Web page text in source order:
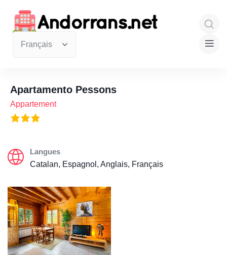
Apartamento Pessons
Appartement
Langues
Catalan, Espagnol, Anglais, Français